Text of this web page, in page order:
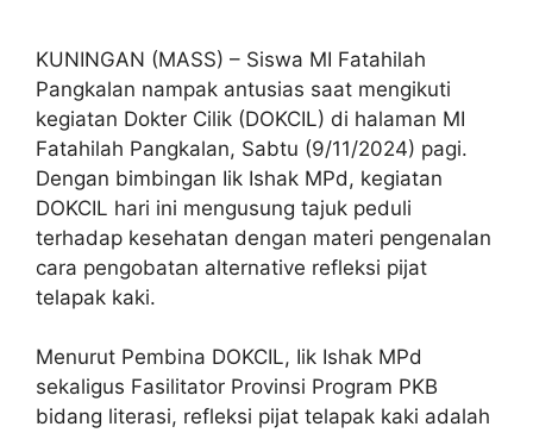
KUNINGAN (MASS) – Siswa MI Fatahilah
Pangkalan nampak antusias saat mengikuti
kegiatan Dokter Cilik (DOKCIL) di halaman MI
Fatahilah Pangkalan, Sabtu (9/11/2024) pagi.
Dengan bimbingan Iik Ishak MPd, kegiatan
DOKCIL hari ini mengusung tajuk peduli
terhadap kesehatan dengan materi pengenalan
cara pengobatan alternative refleksi pijat
telapak kaki.
Menurut Pembina DOKCIL, Iik Ishak MPd
sekaligus Fasilitator Provinsi Program PKB
bidang literasi, refleksi pijat telapak kaki adalah